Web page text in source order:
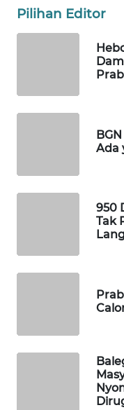
Pilihan Editor
Ada
950
Tak
WAHANA
OTOMOTIF
WAHANA
LAPAK
WAHANA